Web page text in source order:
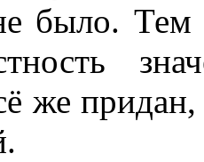
было. Тем
же